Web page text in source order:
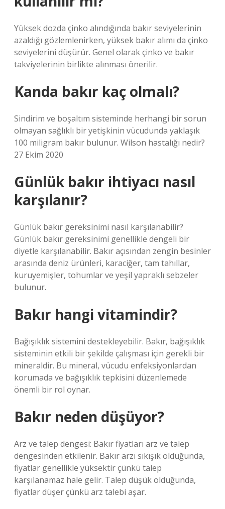
Yüksek dozda çinko alındığında bakır seviyelerinin
azaldığı gözlemlenirken, yüksek bakır alımı da çinko
seviyelerini düşürür. Genel olarak çinko ve bakır
takviyelerinin birlikte alınması önerilir.
Kanda bakır kaç olmalı?
Sindirim ve boşaltım sisteminde herhangi bir sorun
olmayan sağlıklı bir yetişkinin vücudunda yaklaşık
100 miligram bakır bulunur. Wilson hastalığı nedir?
27 Ekim 2020
Günlük bakır ihtiyacı nasıl
karşılanır?
Günlük bakır gereksinimi nasıl karşılanabilir?
Günlük bakır gereksinimi genellikle dengeli bir
diyetle karşılanabilir. Bakır açısından zengin besinler
arasında deniz ürünleri, karaciğer, tam tahıllar,
kuruyemişler, tohumlar ve yeşil yapraklı sebzeler
bulunur.
Bakır hangi vitamindir?
Bağışıklık sistemini destekleyebilir. Bakır, bağışıklık
sisteminin etkili bir şekilde çalışması için gerekli bir
mineraldir. Bu mineral, vücudu enfeksiyonlardan
korumada ve bağışıklık tepkisini düzenlemede
önemli bir rol oynar.
Bakır neden düşüyor?
Arz ve talep dengesi: Bakır fiyatları arz ve talep
dengesinden etkilenir. Bakır arzı sıkışık olduğunda,
fiyatlar genellikle yüksektir çünkü talep
karşılanamaz hale gelir. Talep düşük olduğunda,
fiyatlar düşer çünkü arz talebi aşar.